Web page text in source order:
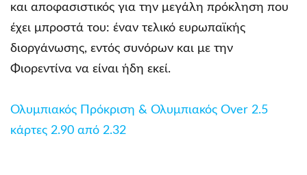
και αποφασιστικός για την μεγάλη πρόκληση που
έχει μπροστά του: έναν τελικό ευρωπαϊκής
διοργάνωσης, εντός συνόρων και με την
Φιορεντίνα να είναι ήδη εκεί.
Ολυμπιακός Πρόκριση & Ολυμπιακός Over 2.5
κάρτες 2.90 από 2.32